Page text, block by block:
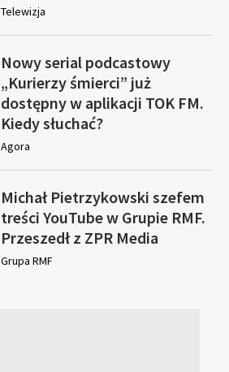
Telewizja
Nowy serial podcastowy
„Kurierzy śmierci” już
dostępny w aplikacji TOK FM.
Kiedy słuchać?
Agora
Michał Pietrzykowski szefem
treści YouTube w Grupie RMF.
Przeszedł z ZPR Media
Grupa RMF